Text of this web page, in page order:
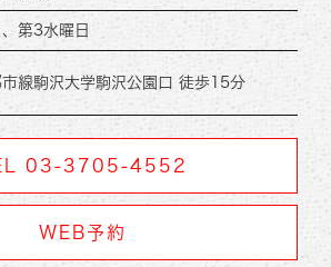
第3水曜日
市線駒沢大学駒沢公園口 徒歩15分
03-3705-4552
WEB予約